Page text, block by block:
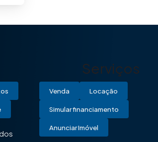
Serviços
Venda Locação
Simular financiamento
Anunciar Imóvel